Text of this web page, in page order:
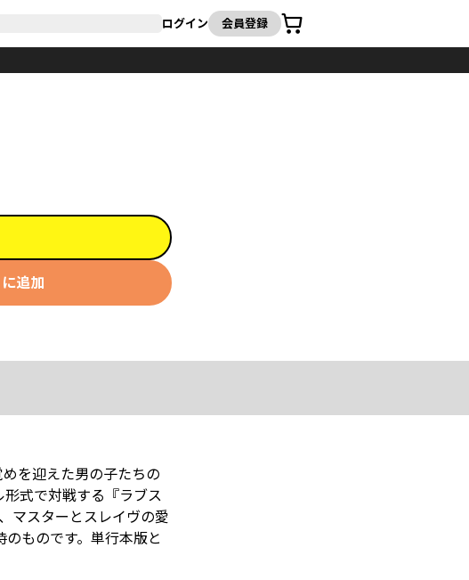
ログイン 会員登録
カート
追加
を迎えた男の子たちの
式で対戦する『ラブス
マスターとスレイヴの愛
ものです。単行本版と